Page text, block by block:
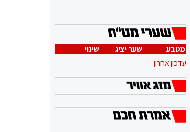
מטבע שער יציג
שינוי
עדכון אחרון: